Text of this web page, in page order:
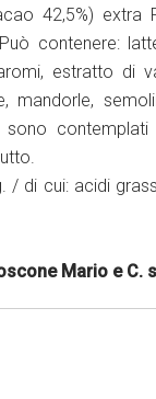
42,5%) extra
contenere:
estratto di
mandorle,
contemplati
/ di cui: acidi
Mario e C.